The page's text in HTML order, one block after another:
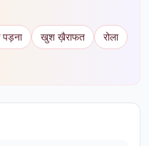
खुश ख़ैराफत
रोला